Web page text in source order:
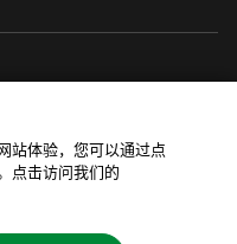
站体验，您可以通过点
点击访问我们的